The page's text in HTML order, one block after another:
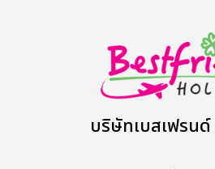
บริษัทเบสเฟรน